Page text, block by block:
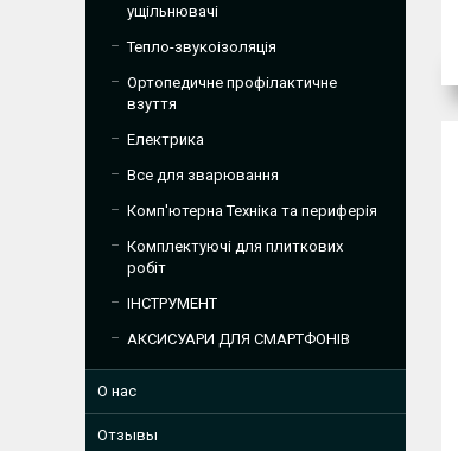
ущільнювачі
Тепло-звукоізоляція
Ортопедичне профілактичне
взуття
Електрика
Все для зварювання
Комп'ютерна Техніка та периферія
Комплектуючі для плиткових
робіт
ІНСТРУМЕНТ
АКСИСУАРИ ДЛЯ СМАРТФОНІВ
О нас
Отзывы